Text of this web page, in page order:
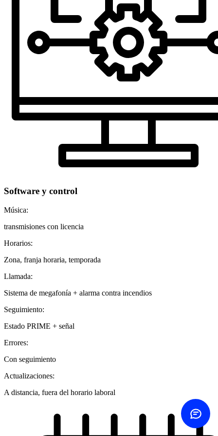
Software y control
Música:
transmisiones con licencia
Horarios:
Zona, franja horaria, temporada
Llamada:
Sistema de megafonía + alarma contra incendios
Seguimiento:
Estado PRIME + señal
Errores:
Con seguimiento
Actualizaciones:
A distancia, fuera del horario laboral
Choose how
+45 60 20 44 20